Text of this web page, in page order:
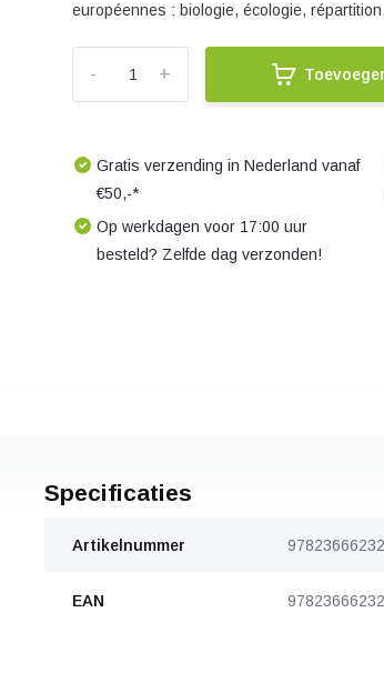
européennes : biologie, écologie,
+
-
Gratis verzending in Nederland vanaf
€50,-*
Op werkdagen voor 17:00 uur
besteld? Zelfde dag verzonden!
Specificaties
Artikelnummer
EAN